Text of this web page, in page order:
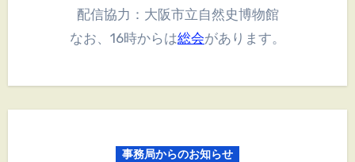
配信協力：大阪市立自然史博物館
なお、16時からは総会があります。
事務局からのお知らせ